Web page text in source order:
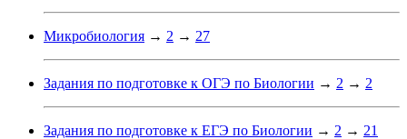
Микробиология → 2 → 27
Задания по подготовке к ОГЭ по Биологии → 2 → 2
Задания по подготовке к ЕГЭ по Биологии → 2 → 21